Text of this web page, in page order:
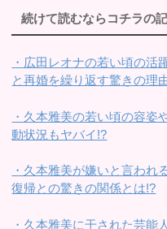
続けて読むならコチラの
・広田レオナの若い頃の活
と再婚を繰り返す驚きの理
・久本雅美の若い頃の容姿
動状況もヤバイ!?
・久本雅美が嫌いと言われ
復帰との驚きの関係とは!?
・久本雅美に干された芸能